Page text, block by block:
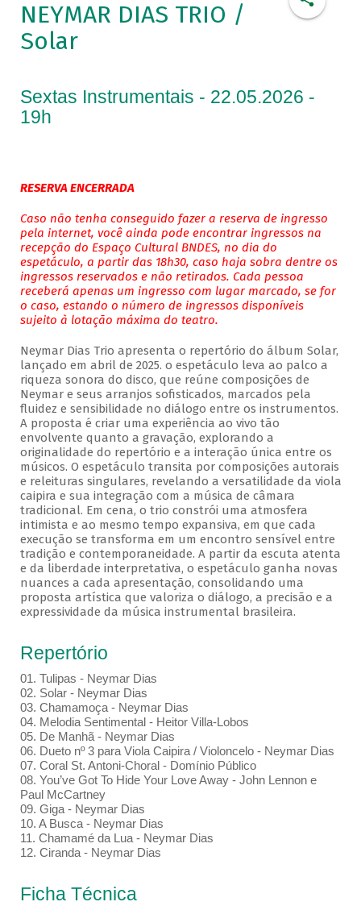
NEYMAR DIAS TRIO /
Solar
Sextas Instrumentais - 22.05.2026 -
19h
RESERVA ENCERRADA
Caso não tenha conseguido fazer a reserva de ingresso
pela internet, você ainda pode encontrar ingressos na
recepção do Espaço Cultural BNDES, no dia do
espetáculo, a partir das 18h30, caso haja sobra dentre os
ingressos reservados e não retirados. Cada pessoa
receberá apenas um ingresso com lugar marcado, se for
o caso, estando o número de ingressos disponíveis
sujeito à lotação máxima do teatro.
Neymar Dias Trio apresenta o repertório do álbum Solar,
lançado em abril de 2025. o espetáculo leva ao palco a
riqueza sonora do disco, que reúne composições de
Neymar e seus arranjos sofisticados, marcados pela
fluidez e sensibilidade no diálogo entre os instrumentos.
A proposta é criar uma experiência ao vivo tão
envolvente quanto a gravação, explorando a
originalidade do repertório e a interação única entre os
músicos. O espetáculo transita por composições autorais
e releituras singulares, revelando a versatilidade da viola
caipira e sua integração com a música de câmara
tradicional. Em cena, o trio constrói uma atmosfera
intimista e ao mesmo tempo expansiva, em que cada
execução se transforma em um encontro sensível entre
tradição e contemporaneidade. A partir da escuta atenta
e da liberdade interpretativa, o espetáculo ganha novas
nuances a cada apresentação, consolidando uma
proposta artística que valoriza o diálogo, a precisão e a
expressividade da música instrumental brasileira.
Repertório
01. Tulipas - Neymar Dias
02. Solar - Neymar Dias
03. Chamamoça - Neymar Dias
04. Melodia Sentimental - Heitor Villa-Lobos
05. De Manhã - Neymar Dias
06. Dueto nº 3 para Viola Caipira / Violoncelo - Neymar Dias
07. Coral St. Antoni-Choral - Domínio Público
08. You’ve Got To Hide Your Love Away - John Lennon e
Paul McCartney
09. Giga - Neymar Dias
10. A Busca - Neymar Dias
11. Chamamé da Lua - Neymar Dias
12. Ciranda - Neymar Dias
Ficha Técnica